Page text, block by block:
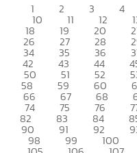
1 2 3 4
10 11 12
18 19 20
26 27 28
34 35 36
42 43 44
50 51 52
58 59 60
66 67 68
74 75 76
82 83 84
90 91 92
98 99 100